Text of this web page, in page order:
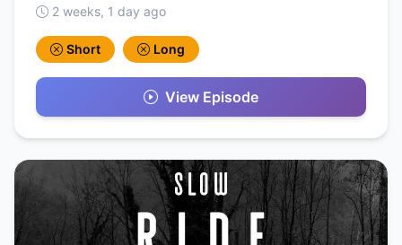
2 weeks, 1 day ago
Short Long
View Episode